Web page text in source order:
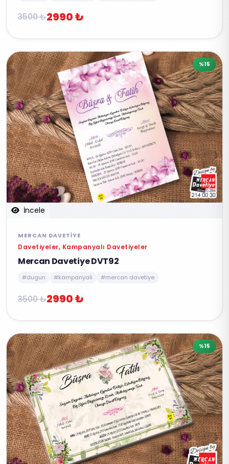
3500 ₺2990 ₺
İncele
%15
MERCAN DAVETIYE
Davetiyeler, Kampanyalı Davetiyeler
Mercan Davetiye DVT92
#dugun #kampanyali #mercan davetiye
3500 ₺2990 ₺
%15